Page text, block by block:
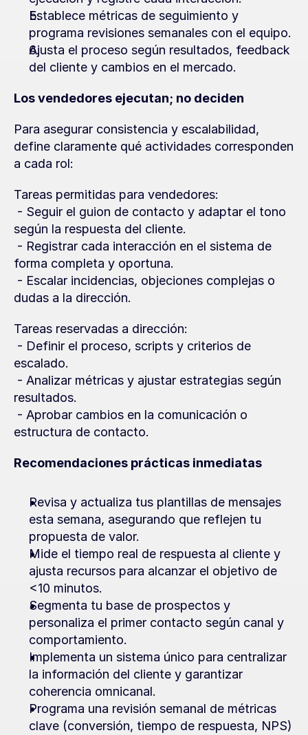
Establece métricas de seguimiento y
programa revisiones semanales con el equipo.
Ajusta el proceso según resultados, feedback
del cliente y cambios en el mercado.
Los vendedores ejecutan; no deciden
Para asegurar consistencia y escalabilidad,
define claramente qué actividades corresponden
a cada rol:
Tareas permitidas para vendedores:
según la respuesta del cliente.
forma completa y oportuna.
dudas a la dirección.
Tareas reservadas a dirección:
escalado.
resultados.
estructura de contacto.
Recomendaciones prácticas inmediatas
Revisa y actualiza tus plantillas de mensajes
esta semana, asegurando que reflejen tu
propuesta de valor.
Mide el tiempo real de respuesta al cliente y
ajusta recursos para alcanzar el objetivo de
<10 minutos.
Segmenta tu base de prospectos y
personaliza el primer contacto según canal y
comportamiento.
Implementa un sistema único para centralizar
la información del cliente y garantizar
coherencia omnicanal.
Programa una revisión semanal de métricas
clave (conversión, tiempo de respuesta, NPS)